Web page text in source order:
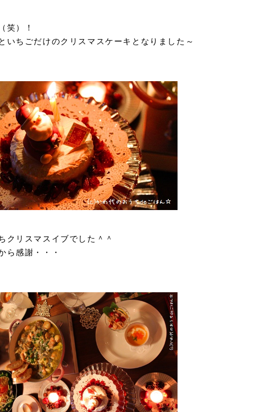
笑）！
いちごだけのクリスマスケーキとなりました～
クリスマスイブでした＾＾
ら感謝・・・